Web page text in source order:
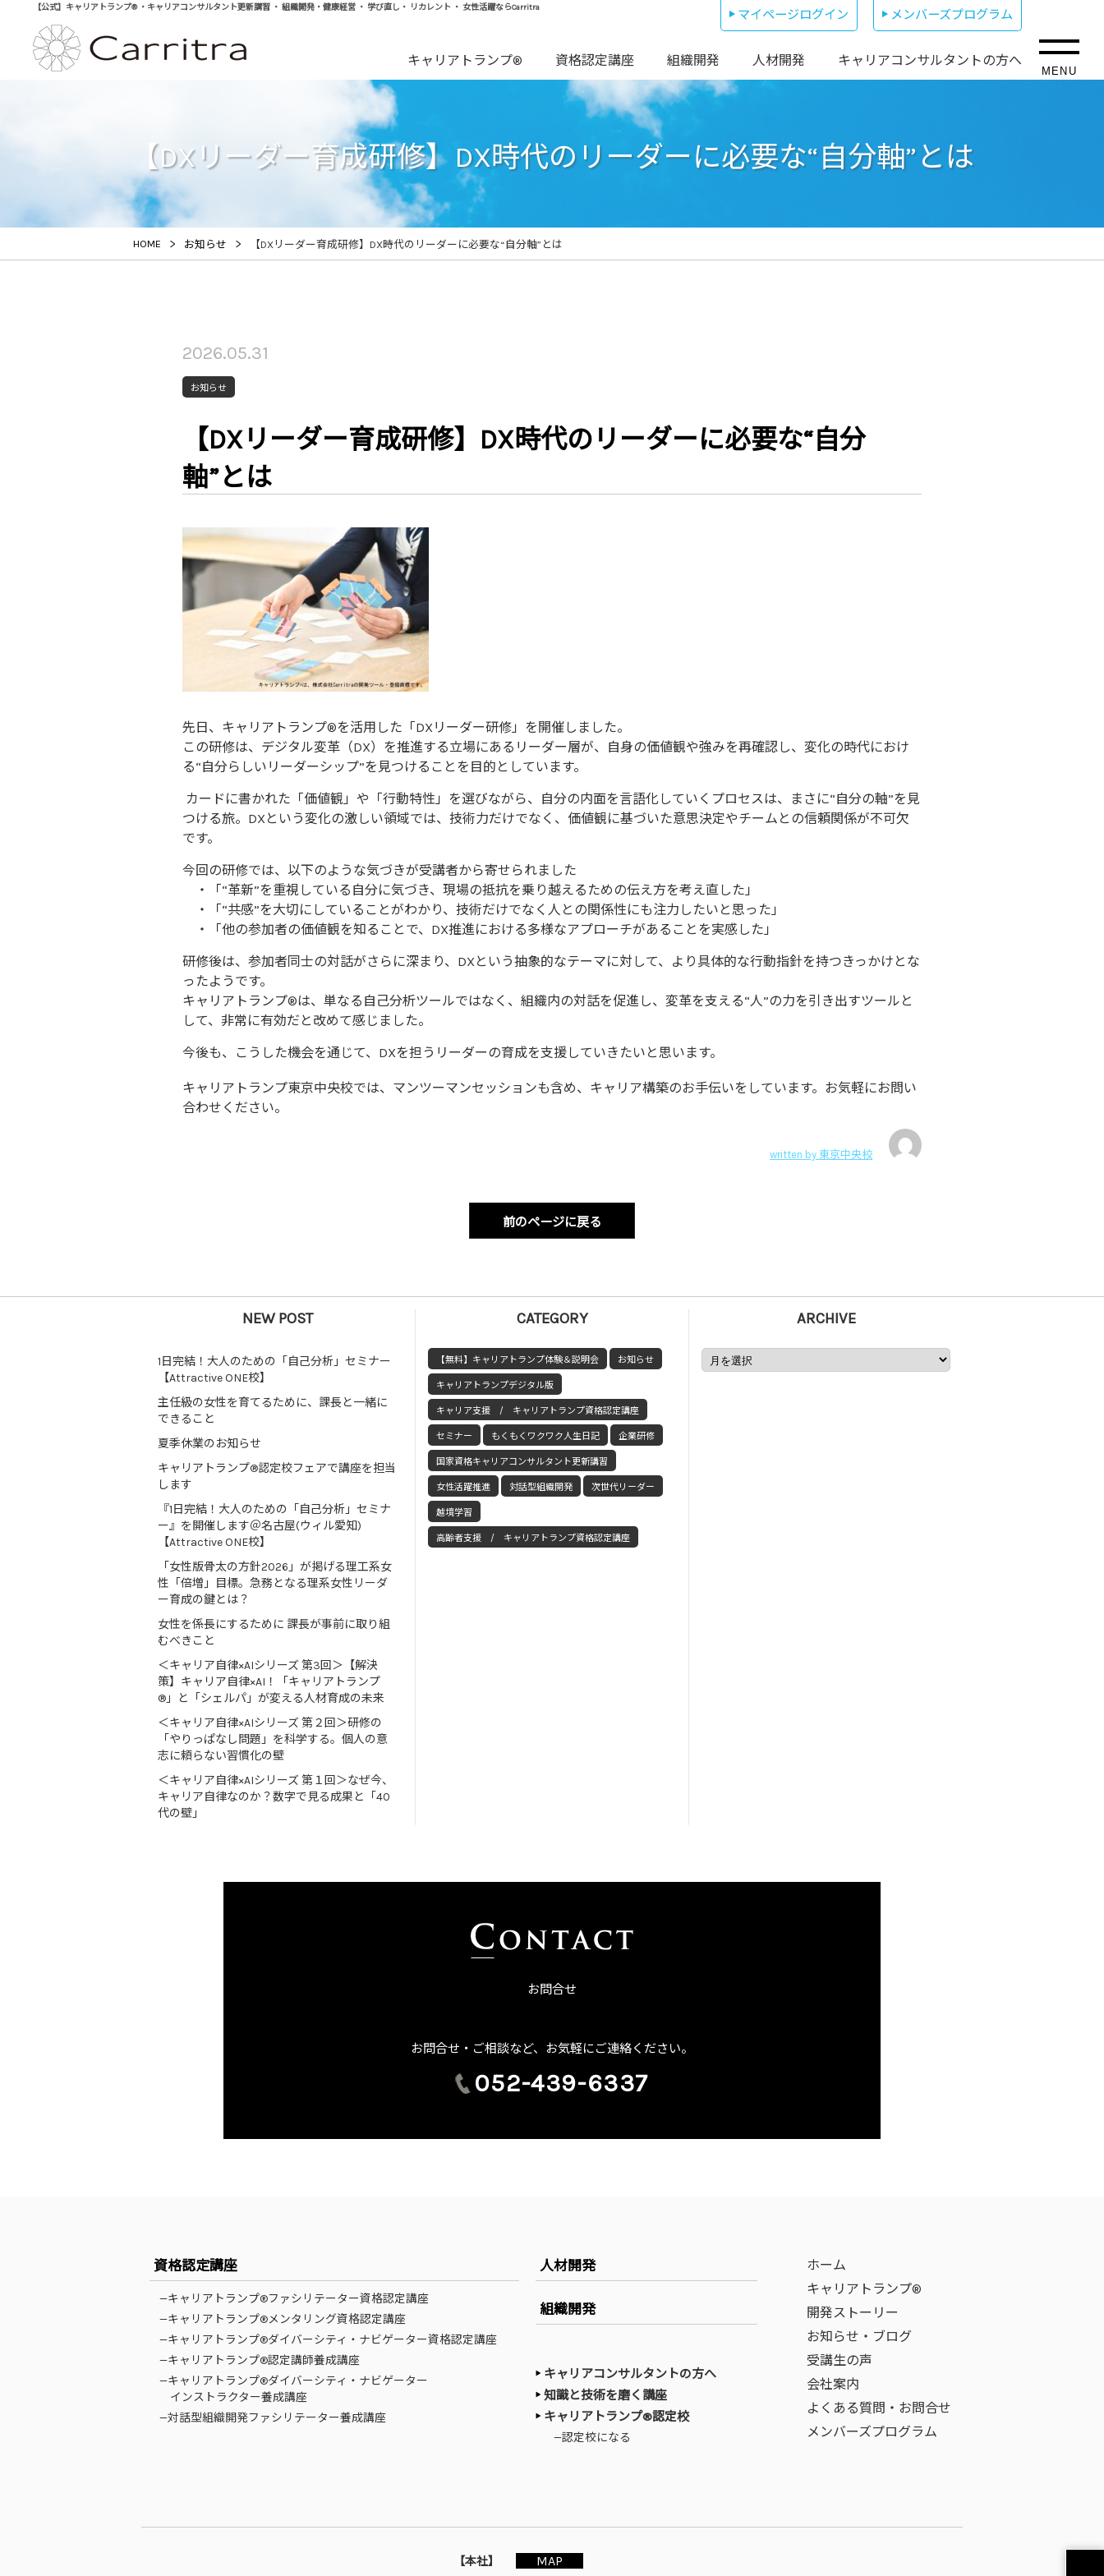
【公式】キャリアトランプ® ・キャリアコンサルタント更新講習 ・ 組織開発・健康経営 ・ 学び直し・ リカレント ・ 女性活躍ならCarritra マイページログイン メンバーズプログラム
キャリアトランプ® 資格認定講座 組織開発 人材開発 キャリアコンサルタントの方へ
MENU
【DXリーダー育成研修】DX時代のリーダーに必要な“自分軸”とは
HOME > お知らせ > 【DXリーダー育成研修】DX時代のリーダーに必要な“自分軸”とは
2026.05.31
お知らせ
【DXリーダー育成研修】DX時代のリーダーに必要な“自分
軸”とは
先日、キャリアトランプ®を活用した「DXリーダー研修」を開催しました。
この研修は、デジタル変革（DX）を推進する立場にあるリーダー層が、自身の価値観や強みを再確認し、変化の時代におけ
る“自分らしいリーダーシップ”を見つけることを目的としています。
カードに書かれた「価値観」や「行動特性」を選びながら、自分の内面を言語化していくプロセスは、まさに“自分の軸”を見
つける旅。DXという変化の激しい領域では、技術力だけでなく、価値観に基づいた意思決定やチームとの信頼関係が不可欠
です。
今回の研修では、以下のような気づきが受講者から寄せられました
・「“革新”を重視している自分に気づき、現場の抵抗を乗り越えるための伝え方を考え直した」
・「“共感”を大切にしていることがわかり、技術だけでなく人との関係性にも注力したいと思った」
・「他の参加者の価値観を知ることで、DX推進における多様なアプローチがあることを実感した」
研修後は、参加者同士の対話がさらに深まり、DXという抽象的なテーマに対して、より具体的な行動指針を持つきっかけとな
ったようです。
キャリアトランプ®は、単なる自己分析ツールではなく、組織内の対話を促進し、変革を支える“人”の力を引き出すツールと
して、非常に有効だと改めて感じました。
今後も、こうした機会を通じて、DXを担うリーダーの育成を支援していきたいと思います。
キャリアトランプ東京中央校では、マンツーマンセッションも含め、キャリア構築のお手伝いをしています。お気軽にお問い
合わせください。
written by 東京中央校
前のページに戻る
NEW POST
1日完結！大人のための「自己分析」セミナー
【Attractive ONE校】
主任級の女性を育てるために、課長と一緒に
できること
夏季休業のお知らせ
キャリアトランプ®認定校フェアで講座を担当
します
『1日完結！大人のための「自己分析」セミナ
ー』を開催します＠名古屋(ウィル愛知)
【Attractive ONE校】
「女性版骨太の方針2026」が掲げる理工系女
性「倍増」目標。急務となる理系女性リーダ
ー育成の鍵とは？
女性を係長にするために 課長が事前に取り組
むべきこと
＜キャリア自律×AIシリーズ 第3回＞【解決
策】キャリア自律×AI！「キャリアトランプ
®」と「シェルパ」が変える人材育成の未来
＜キャリア自律×AIシリーズ 第２回＞研修の
「やりっぱなし問題」を科学する。個人の意
志に頼らない習慣化の壁
＜キャリア自律×AIシリーズ 第１回＞なぜ今、
キャリア自律なのか？数字で見る成果と「40
代の壁」
CATEGORY
【無料】キャリアトランプ体験＆説明会 お知らせ
キャリアトランプデジタル版
キャリア支援 / キャリアトランプ資格認定講座
セミナー もくもくワクワク人生日記 企業研修
国家資格キャリアコンサルタント更新講習
女性活躍推進 対話型組織開発 次世代リーダー
越境学習
高齢者支援 / キャリアトランプ資格認定講座
ARCHIVE
お問合せ
お問合せ・ご相談など、お気軽にご連絡ください。
052-439-6337
資格認定講座
—キャリアトランプ®ファシリテーター資格認定講座
—キャリアトランプ®メンタリング資格認定講座
—キャリアトランプ®ダイバーシティ・ナビゲーター資格認定講座
—キャリアトランプ®認定講師養成講座
—キャリアトランプ®ダイバーシティ・ナビゲーター
インストラクター養成講座
—対話型組織開発ファシリテーター養成講座
人材開発
組織開発
キャリアコンサルタントの方へ
知識と技術を磨く講座
キャリアトランプ®認定校
—認定校になる
ホーム
キャリアトランプ®
開発ストーリー
お知らせ・ブログ
受講生の声
会社案内
よくある質問・お問合せ
メンバーズプログラム
【本社】 MAP